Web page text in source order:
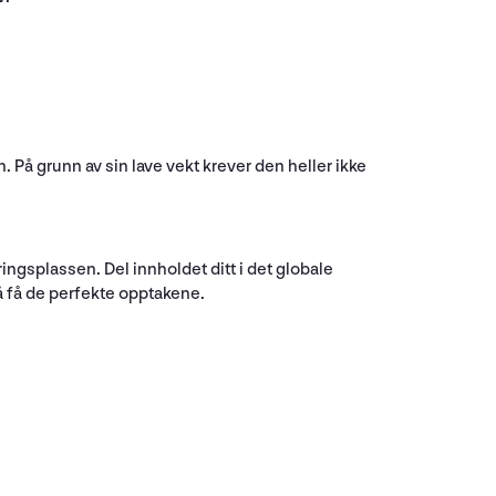
På grunn av sin lave vekt krever den heller ikke
Del innholdet ditt i det globale
få de perfekte opptakene.